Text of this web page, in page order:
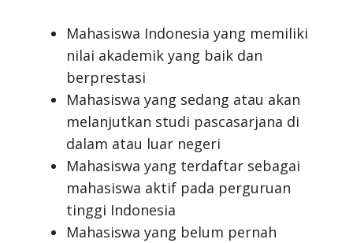
Mahasiswa Indonesia yang memiliki
nilai akademik yang baik dan
berprestasi
Mahasiswa yang sedang atau akan
melanjutkan studi pascasarjana di
dalam atau luar negeri
Mahasiswa yang terdaftar sebagai
mahasiswa aktif pada perguruan
tinggi Indonesia
Mahasiswa yang belum pernah